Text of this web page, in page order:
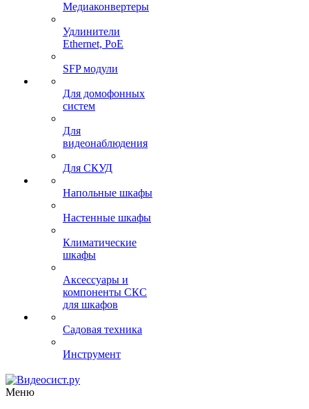
Медиаконвертеры
Удлинители
Ethernet, PoE
SFP модули
Для домофонных
систем
Для
видеонаблюдения
Для СКУД
Напольные шкафы
Настенные шкафы
Климатические
шкафы
Аксессуары и
компоненты СКС
для шкафов
Садовая техника
Инструмент
Меню